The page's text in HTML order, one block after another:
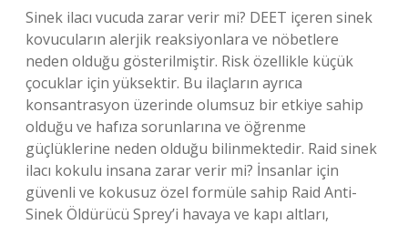
Sinek ilacı vucuda zarar verir mi? DEET içeren sinek
kovucuların alerjik reaksiyonlara ve nöbetlere
neden olduğu gösterilmiştir. Risk özellikle küçük
çocuklar için yüksektir. Bu ilaçların ayrıca
konsantrasyon üzerinde olumsuz bir etkiye sahip
olduğu ve hafıza sorunlarına ve öğrenme
güçlüklerine neden olduğu bilinmektedir. Raid sinek
ilacı kokulu insana zarar verir mi? İnsanlar için
güvenli ve kokusuz özel formüle sahip Raid Anti-
Sinek Öldürücü Sprey’i havaya ve kapı altları,